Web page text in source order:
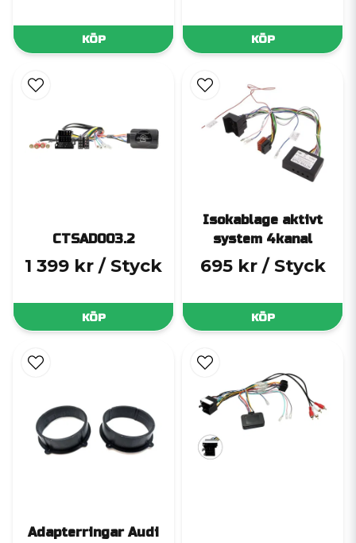
KÖP KÖP
CTSAD003.2
1 399 kr / Styck
KÖP
Isokablage aktivt
system 4kanal
695 kr / Styck
KÖP
Adapterringar Audi